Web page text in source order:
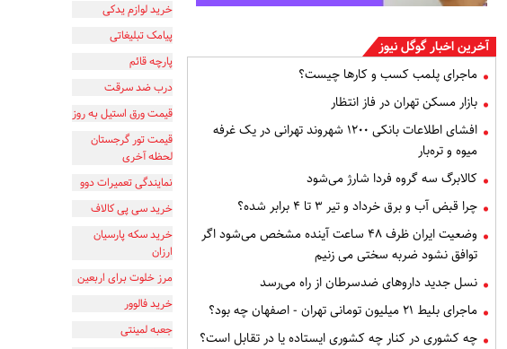
آخرین اخبار گوگل نیوز
ماجرای پلمب کسب و کارها چیست؟
بازار مسکن تهران در فاز انتظار
افشای اطلاعات بانکی ۱۲۰۰ شهروند تهرانی در یک غرفه
میوه و تره‌بار
کالابرگ سه گروه فردا شارژ می‌شود
چرا قبض آب و برق خرداد و تیر ۳ تا ۴ برابر شده؟
وضعیت ایران ظرف ۴۸ ساعت آینده مشخص می‌شود اگر
توافق نشود ضربه سختی می زنیم
نسل جدید داروهای ضدسرطان از راه می‌رسد
ماجرای بلیط ۲۱ میلیون تومانی تهران - اصفهان چه بود؟
چه کشوری در کنار چه کشوری ایستاده یا در تقابل است؟
خرید لوازم یدکی
پیامک تبلیغاتی
پارچه قائم
درب ضد سرقت
قیمت ورق استیل به روز
قیمت تور گرجستان
لحظه آخری
نمایندگی تعمیرات دوو
خرید سی پی کالاف
خرید سکه پارسیان
ارزان
مرز خلوت برای اربعین
خرید فالوور
جعبه لمینتی